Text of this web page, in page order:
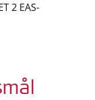
2 EAS-